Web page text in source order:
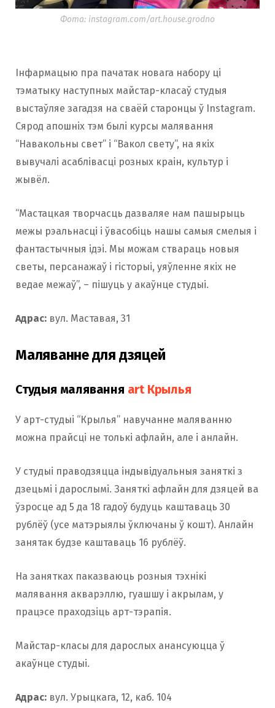
Фота: instagram.com/art.house.grodno
Інфармацыю пра пачатак новага набору ці
тэматыку наступных майстар-класаў студыя
выстаўляе загадзя на сваёй старонцы ў Instagram.
Сярод апошніх тэм былі курсы малявання
“Навакольны свет” і “Вакол свету”, на якіх
вывучалі асаблівасці розных краін, культур і
жывёл.
“Мастацкая творчасць дазваляе нам пашырыць
межы рэальнасці і ўвасобіць нашы самыя смелыя і
фантастычныя ідэі. Мы можам ствараць новыя
светы, персанажаў і гісторыі, уяўленне якіх не
ведае межаў”, – пішуць у акаўнце студыі.
Адрас: вул. Маставая, 31
Маляванне для дзяцей
Студыя малявання art Крылья
У арт-студыі “Крылья” навучанне маляванню
можна прайсці не толькі афлайн, але і анлайн.
У студыі праводзяцца індывідуальныя заняткі з
дзецьмі і дарослымі. Заняткі афлайн для дзяцей ва
ўзросце ад 5 да 18 гадоў будуць каштаваць 30
рублёў (усе матэрыялы ўключаны ў кошт). Анлайн
занятак будзе каштаваць 16 рублёў.
На занятках паказваюць розныя тэхнікі
малявання акварэллю, гуашшу і акрылам, у
працэсе праходзіць арт-тэрапія.
Майстар-класы для дарослых анансуюцца ў
акаўнце студыі.
Адрас: вул. Урыцкага, 12, каб. 104